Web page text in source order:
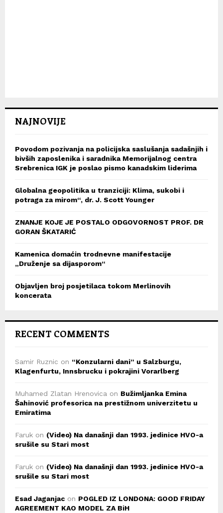
NAJNOVIJE
Povodom pozivanja na policijska saslušanja sadašnjih i
bivših zaposlenika i saradnika Memorijalnog centra
Srebrenica IGK je poslao pismo kanadskim liderima
Globalna geopolitika u tranziciji: Klima, sukobi i
potraga za mirom“, dr. J. Scott Younger
ZNANJE KOJE JE POSTALO ODGOVORNOST PROF. DR
GORAN ŠKATARIĆ
Kamenica domaćin trodnevne manifestacije
„Druženje sa dijasporom“
Objavljen broj posjetilaca tokom Merlinovih
koncerata
RECENT COMMENTS
Samir Ruznic on “Konzularni dani” u Salzburgu,
Klagenfurtu, Innsbrucku i pokrajini Vorarlberg
Muhamed Zlatan Hrenovica on Bužimljanka Emina
Šahinović profesorica na prestižnom univerzitetu u
Emiratima
Faruk on (Video) Na današnji dan 1993. jedinice HVO-a
srušile su Stari most
Faruk on (Video) Na današnji dan 1993. jedinice HVO-a
srušile su Stari most
Esad Jaganjac on POGLED IZ LONDONA: GOOD FRIDAY
AGREEMENT KAO MODEL ZA BiH